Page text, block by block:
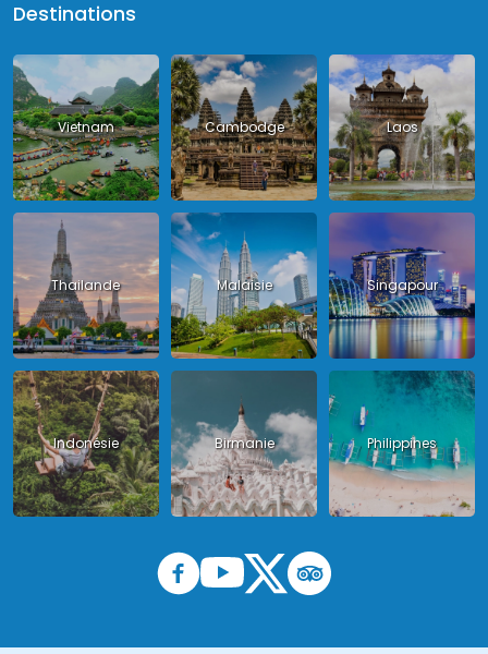
Destinations
Vietnam Cambodge Laos
Thailande Malaisie Singapour
Indonésie Birmanie Philippines